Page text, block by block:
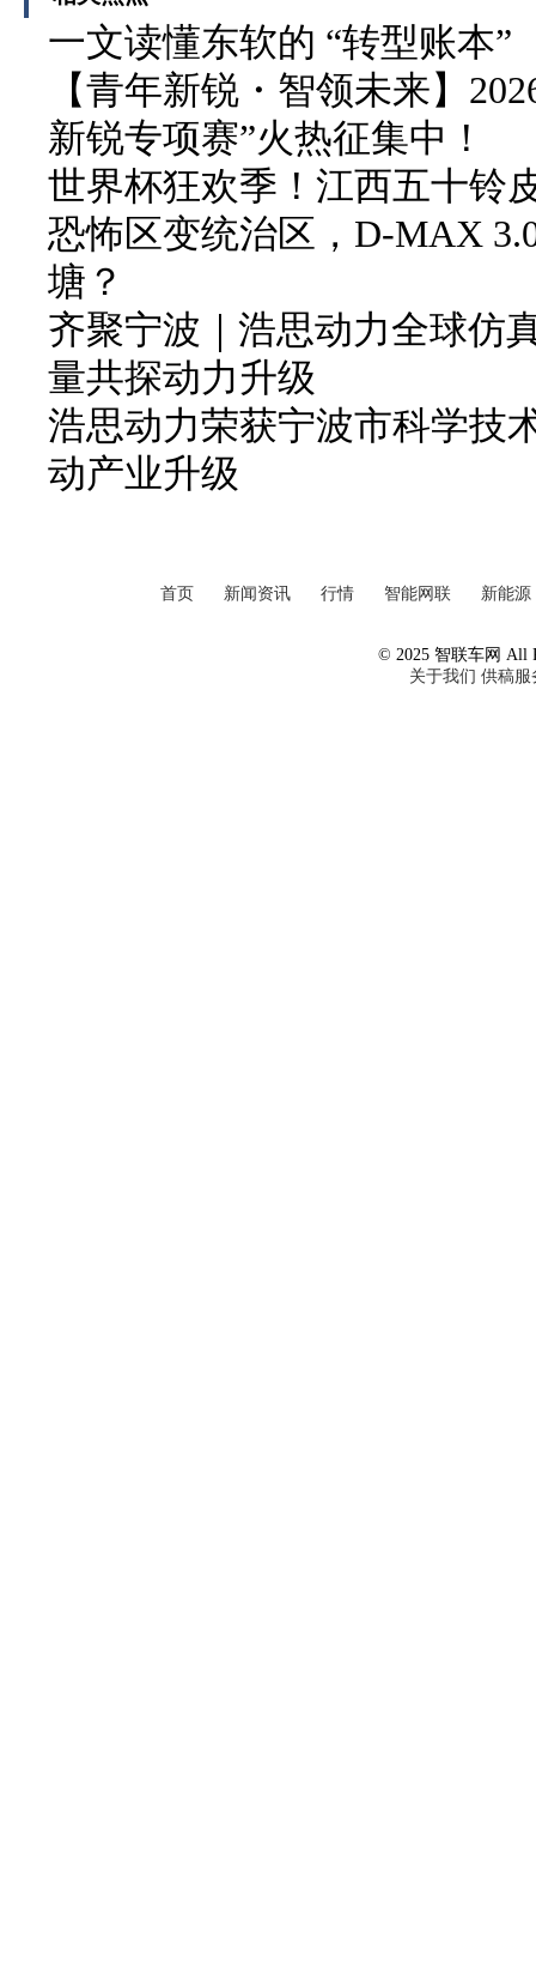
一文读懂东软的 “转型账本”
【青年新锐・智领未来】
新锐专项赛”火热征集中！
世界杯狂欢季！江西五十铃
恐怖区变统治区，D-MAX
塘？
齐聚宁波｜浩思动力全球仿
量共探动力升级
浩思动力荣获宁波市科学技
动产业升级
首页 新闻资讯 行情 智能网联 新能源
© 2025 智联车网 All
关于我们 供稿服